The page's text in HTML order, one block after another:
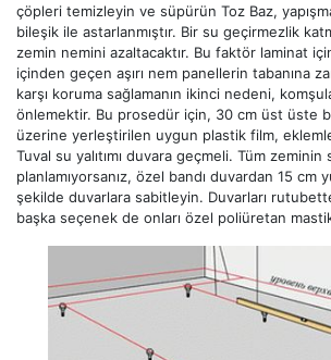
çöpleri temizleyin ve süpürün Toz Baz,
bileşik ile astarlanmıştır. Bir su geçirmezlik
zemin nemini azaltacaktır. Bu faktör laminat
içinden geçen aşırı nem panellerin tabanına
karşı koruma sağlamanın ikinci nedeni,
önlemektir. Bu prosedür için, 30 cm üst üste
üzerine yerleştirilen uygun plastik film, eklemler
Tuval su yalıtımı duvara geçmeli. Tüm zeminin
planlamıyorsanız, özel bandı duvardan 15 cm
şekilde duvarlara sabitleyin. Duvarları
başka seçenek de onları özel poliüretan